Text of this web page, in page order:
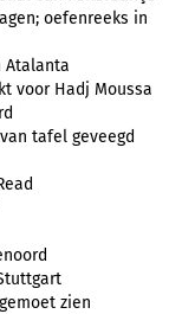
oefenreeks in
Atalanta
voor Hadj Moussa
tafel geveegd
zien